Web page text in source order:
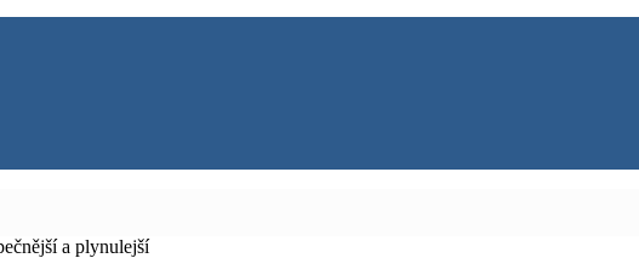
a plynulejší